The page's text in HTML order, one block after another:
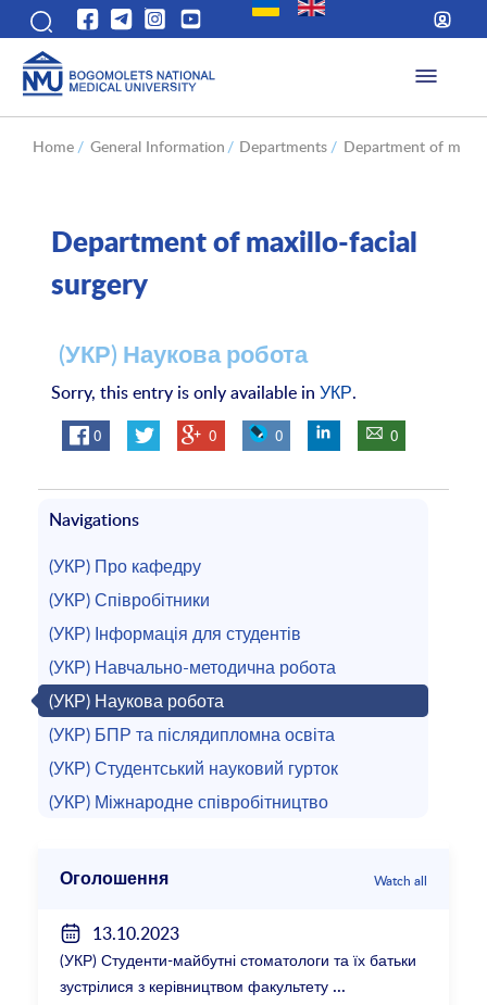
Home / General Information / Departments / Department of
Department of maxillo-facial
surgery
(УКР) Наукова робота
Sorry, this entry is only available in УКР.
0 0 0 0
Navigations
(УКР) Про кафедру
(УКР) Співробітники
(УКР) Інформація для студентів
(УКР) Навчально-методична робота
(УКР) Наукова робота
(УКР) БПР та післядипломна освіта
(УКР) Студентський науковий гурток
(УКР) Міжнародне співробітництво
Оголошення Watch all
13.10.2023
(УКР) Студенти-майбутні стоматологи та їх батьки
зустрілися з керівництвом факультету